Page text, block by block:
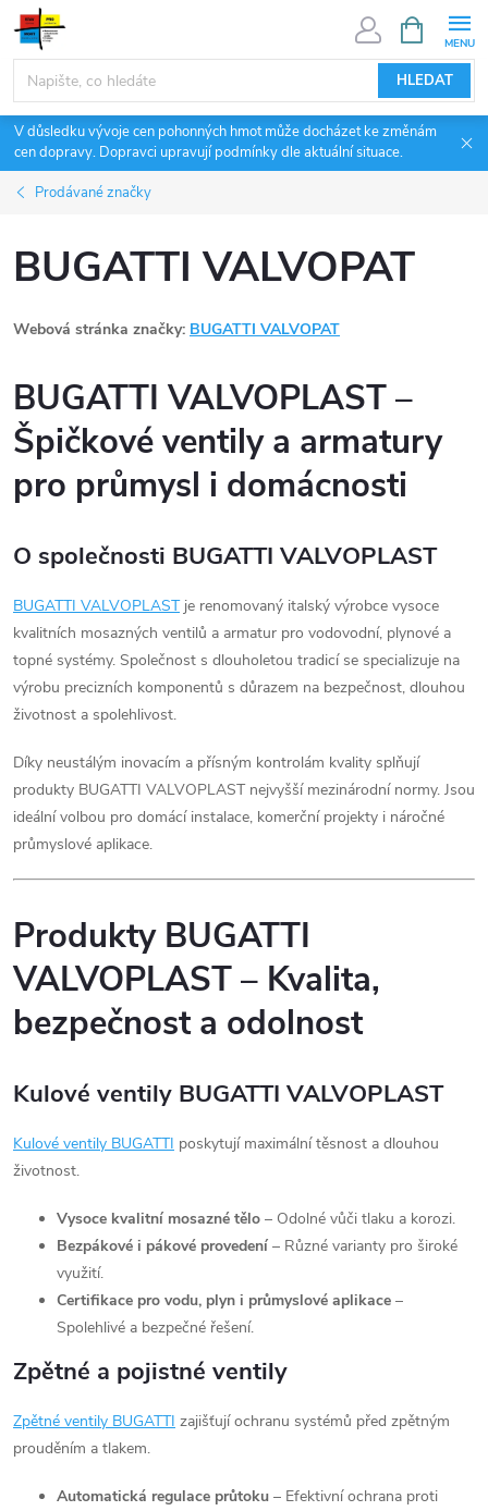
Přejít
obsah
HLEDAT
NÁKUPNÍ
KOŠÍK
V důsledku vývoje cen pohonných hmot může docházet ke změnám
cen dopravy. Dopravci upravují podmínky dle aktuální situace.
Prodávané značky
BUGATTI VALVOPAT
Webová stránka značky: BUGATTI VALVOPAT
BUGATTI VALVOPLAST –
Špičkové ventily a armatury
pro průmysl i domácnosti
O společnosti BUGATTI VALVOPLAST
BUGATTI VALVOPLASTje renomovaný italský výrobce vysoce
kvalitních mosazných ventilů a armatur pro vodovodní, plynové a
topné systémy. Společnost s dlouholetou tradicí se specializuje na
výrobu precizních komponentů s důrazem na bezpečnost, dlouhou
životnost a spolehlivost.
Díky neustálým inovacím a přísným kontrolám kvality splňují
produkty BUGATTI VALVOPLAST nejvyšší mezinárodní normy. Jsou
ideální volbou pro domácí instalace, komerční projekty i náročné
průmyslové aplikace.
Produkty BUGATTI
VALVOPLAST – Kvalita,
bezpečnost a odolnost
Kulové ventily BUGATTI VALVOPLAST
Kulové ventily BUGATTI poskytují maximální těsnost a dlouhou
životnost.
Vysoce kvalitní mosazné tělo – Odolné vůči tlaku a korozi.
Bezpákové i pákové provedení – Různé varianty pro široké
využití.
Certifikace pro vodu, plyn i průmyslové aplikace –
Spolehlivé a bezpečné řešení.
Zpětné a pojistné ventily
Zpětné ventily BUGATTI zajišťují ochranu systémů před zpětným
prouděním a tlakem.
Automatická regulace průtoku – Efektivní ochrana proti